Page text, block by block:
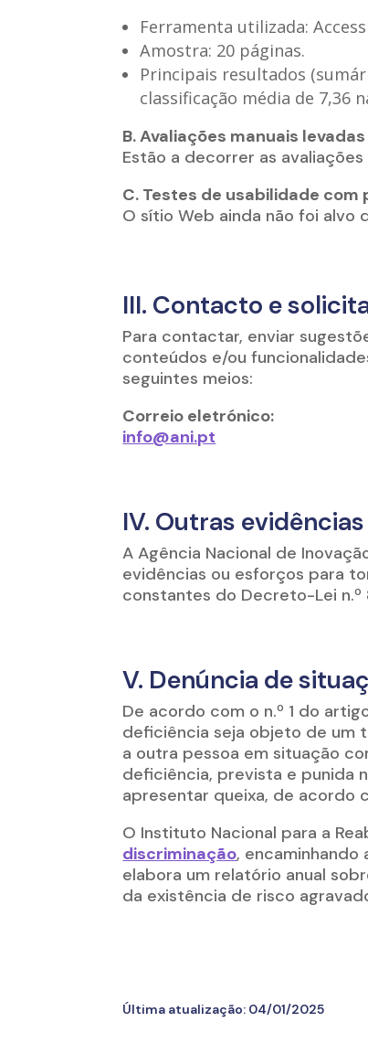
Ferramenta utilizada:
Amostra: 20 páginas.
Principais resultados
classificação média de 7,36
B. Avaliações manuais
Estão a decorrer as
C. Testes de usabilidade
O sítio Web ainda não foi
III. Contacto e
Para contactar, enviar
conteúdos e/ou
seguintes meios:
Correio eletrónico:
info@ani.pt
IV. Outras evidências
A Agência Nacional de
evidências ou esforços para
constantes do Decreto-Lei n.º
V. Denúncia de
De acordo com o n.º 1 do
deficiência seja objeto de um
a outra pessoa em situação
deficiência, prevista e punida
apresentar queixa, de acordo
O Instituto Nacional para a
discriminação, encaminhando
elabora um relatório anual
da existência de risco
Última atualização: 04/01/2025